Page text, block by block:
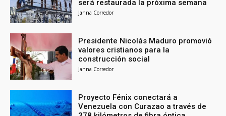
será restaurada la próxima semana
Janna Corredor
Presidente Nicolás Maduro promovió
valores cristianos para la
construcción social
Janna Corredor
Proyecto Fénix conectará a
Venezuela con Curazao a través de